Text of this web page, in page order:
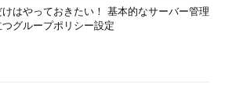
けはやっておきたい！ 基本的なサーバー管理
つグループポリシー設定